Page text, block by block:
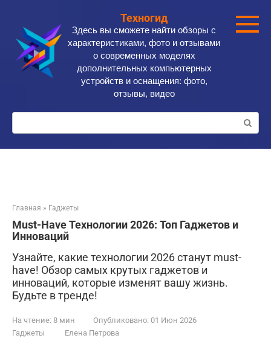
контенту
Техногид
Здесь вы сможете найти обзоры с
характеристиками, фото и отзывами
о современных моделях
дополнительных компьютерных
устройств и оснащения: фото,
отзывы, видео
Поиск:
Главная » Гаджеты
Must-Have Технологии 2026: Топ Гаджетов и
Инноваций
Узнайте, какие технологии 2026 станут must-
have! Обзор самых крутых гаджетов и
инноваций, которые изменят вашу жизнь.
Будьте в тренде!
На чтение: 8 мин Опубликовано: 01 Июн 2026
Гаджеты
Елена Петрова